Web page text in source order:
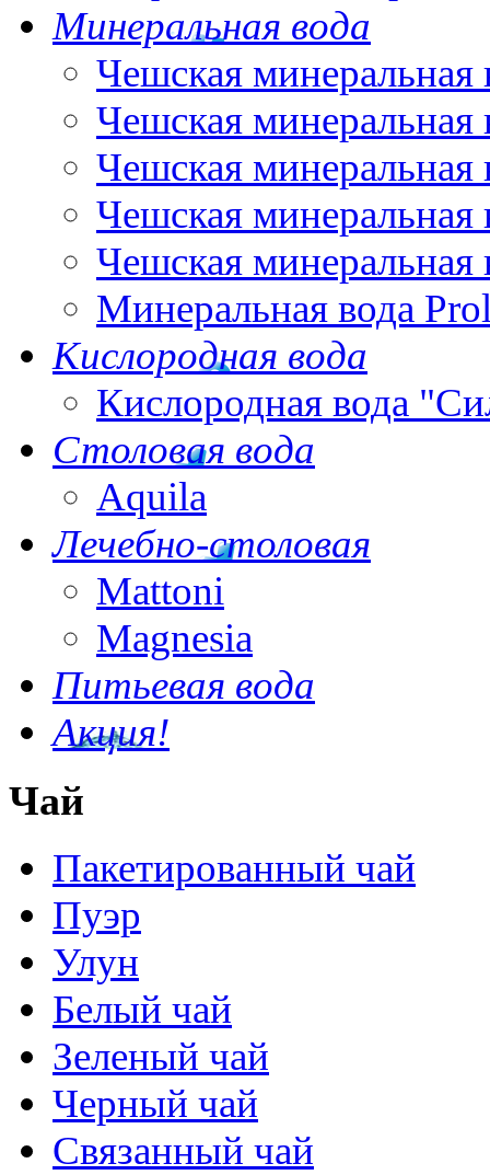
Минеральная вода
Чешская минеральная
Чешская минеральная
Чешская минеральная
Чешская минеральная
Чешская минеральная
Минеральная вода
Кислородная вода
Кислородная вода
Столовая вода
Aquila
Лечебно-столовая
Mattoni
Magnesia
Питьевая вода
Акция!
Чай
Пакетированный чай
Пуэр
Улун
Белый чай
Зеленый чай
Черный чай
Связанный чай